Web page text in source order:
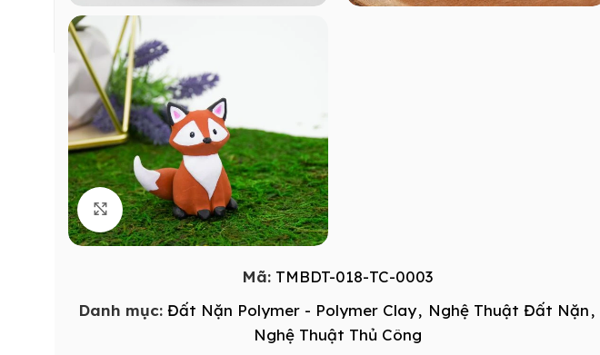
Click to enlarge
Mã: TMBDT-018-TC-0003
Danh mục: Đất Nặn Polymer - Polymer Clay, Nghệ Thuật Đất Nặn,
Nghệ Thuật Thủ Công